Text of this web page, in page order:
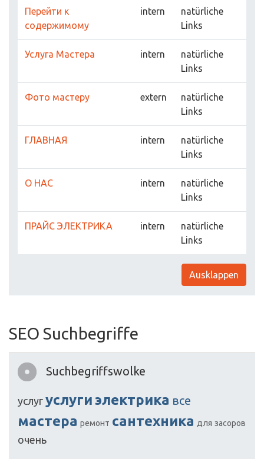
Перейти к
содержимому
intern
natürliche
Links
Услуга Мастера intern
natürliche
Links
Фото мастеру extern
natürliche
Links
ГЛАВНАЯ intern
natürliche
Links
О НАС intern
natürliche
Links
ПРАЙС ЭЛЕКТРИКА intern
natürliche
Links
Ausklappen
SEO Suchbegriffe
Suchbegriffswolke
услуг услугиэлектрика все
мастера ремонт сантехника для засоров
очень